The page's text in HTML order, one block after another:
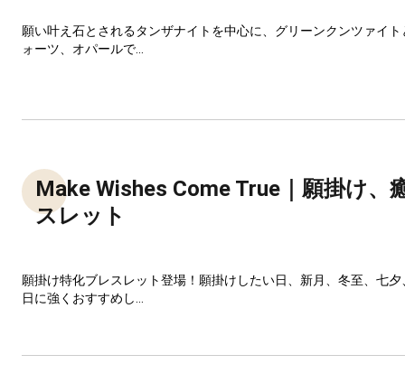
願い叶え石とされるタンザナイトを中心に、グリーンクンツァイ
ォーツ、オパールで...
Make Wishes Come True｜願掛け、
スレット
願掛け特化ブレスレット登場！願掛けしたい日、新月、冬至、七
日に強くおすすめし...